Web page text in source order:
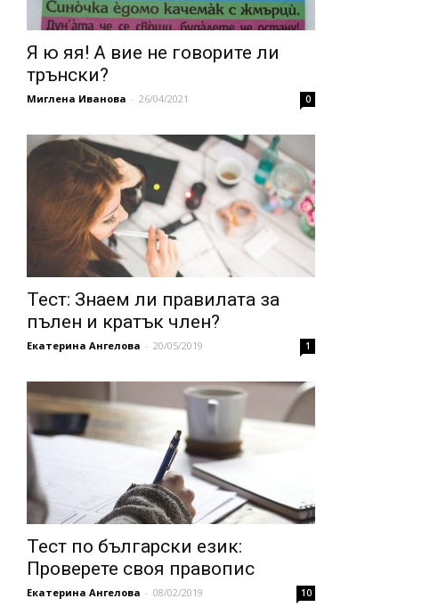
Я ю яя! А вие не говорите ли
трънски?
Миглена Иванова - 26/04/2021 0
Тест: Знаем ли правилата за
пълен и кратък член?
Екатерина Ангелова - 20/05/2019 1
Тест по български език:
Проверете своя правопис
Екатерина Ангелова - 08/02/2019 10